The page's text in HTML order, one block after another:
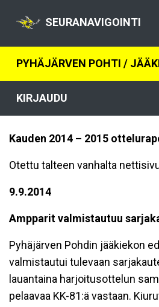
SEURANAVIGOINTI
PYHÄJÄRVEN POHTI /
KIRJAUDU
Kauden 2014 – 2015
Otettu talteen vanhalta
9.9.2014
Ampparit valmistautuu
Pyhäjärven Pohdin jääkiekon
valmistautui tulevaan
lauantaina harjoitusottelun
pelaavaa KK-81:ä vastaan.